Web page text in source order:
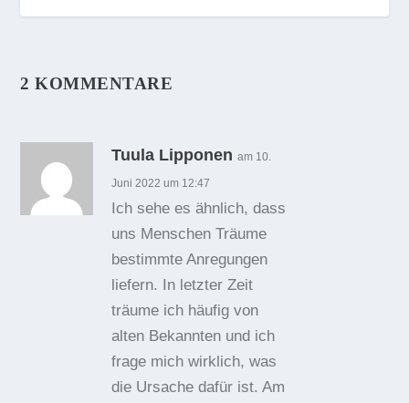
2 KOMMENTARE
Tuula Lipponen am 10.
Juni 2022 um 12:47
Ich sehe es ähnlich, dass
uns Menschen Träume
bestimmte Anregungen
liefern. In letzter Zeit
träume ich häufig von
alten Bekannten und ich
frage mich wirklich, was
die Ursache dafür ist. Am